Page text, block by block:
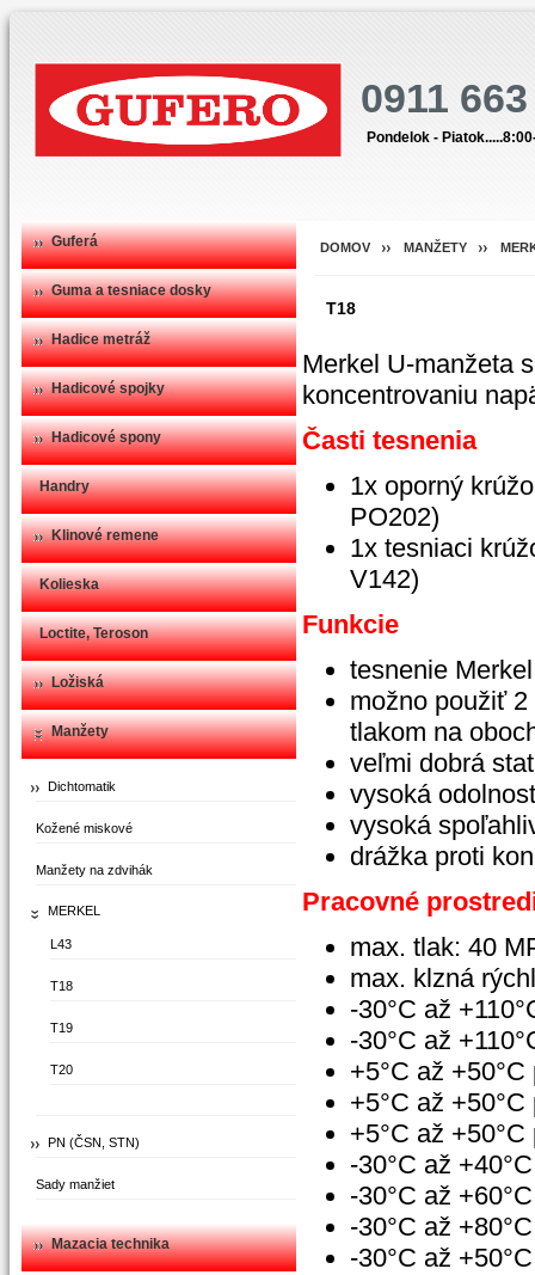
0911
Pondelok -
Guferá
Guma a tesniace dosky
Hadice metráž
Hadicové spojky
Hadicové spony
Handry
Klinové remene
Kolieska
Loctite, Teroson
Ložiská
Manžety
Dichtomatik
Kožené miskové
Manžety na zdvihák
MERKEL
L43
T18
T19
T20
PN (ČSN, STN)
Sady manžiet
Mazacia technika
DOMOV MANŽETY
T18
Merkel U-manžeta
koncentrovaniu
Časti tesnenia
1x oporný
PO202)
1x tesniaci
V142)
Funkcie
tesnenie
možno použiť
tlakom na
veľmi dobrá
vysoká
vysoká
drážka proti
Pracovné
max. tlak: 40
max. klzná
-30°C až
-30°C až
+5°C až
+5°C až
+5°C až
-30°C až
-30°C až
-30°C až
-30°C až